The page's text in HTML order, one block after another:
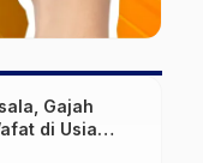
Gajah
di Usia